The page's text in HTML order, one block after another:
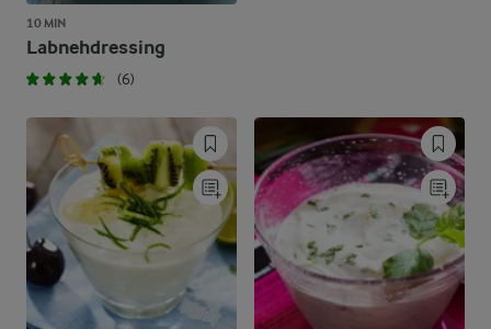
10 MIN
Labnehdressing
(6)